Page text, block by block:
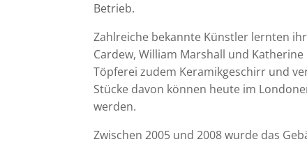
Betrieb.
Zahlreiche bekannte Künstler lernten
Cardew, William Marshall und
Töpferei zudem Keramikgeschirr und
Stücke davon können heute im
werden.
Zwischen 2005 und 2008 wurde das